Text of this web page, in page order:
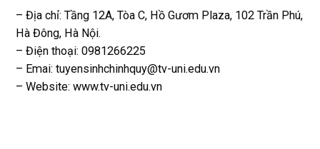
– Địa chỉ: Tầng 12A, Tòa C, Hồ Gươm Plaza, 102 Trần Phú,
Hà Đông, Hà Nội.
– Điện thoại: 0981266225
– Emai: tuyensinhchinhquy@tv-uni.edu.vn
– Website: www.tv-uni.edu.vn